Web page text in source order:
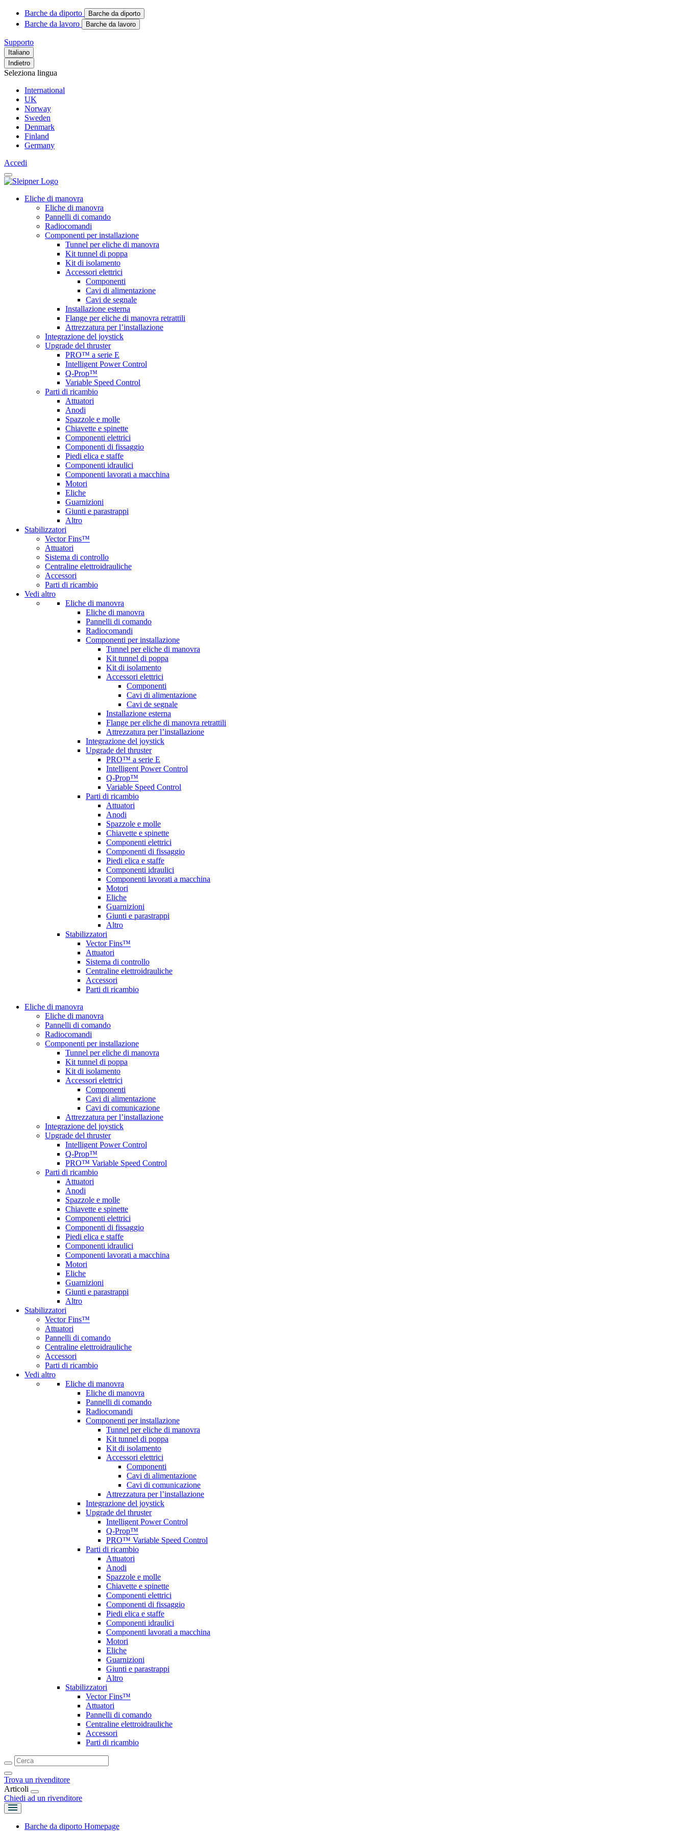
Barche da diporto Barche da diporto
Barche da lavoro Barche da lavoro
Supporto
Italiano
Indietro
Seleziona lingua
International
UK
Norway
Sweden
Denmark
Finland
Germany
Accedi
Eliche di manovra
Eliche di manovra
Pannelli di comando
Radiocomandi
Componenti per installazione
Tunnel per eliche di manovra
Kit tunnel di poppa
Kit di isolamento
Accessori elettrici
Componenti
Cavi di alimentazione
Cavi de segnale
Installazione esterna
Flange per eliche di manovra retrattili
Attrezzatura per l’installazione
Integrazione del joystick
Upgrade del thruster
PRO™ a serie E
Intelligent Power Control
Q-Prop™
Variable Speed Control
Parti di ricambio
Attuatori
Anodi
Spazzole e molle
Chiavette e spinette
Componenti elettrici
Componenti di fissaggio
Piedi elica e staffe
Componenti idraulici
Componenti lavorati a macchina
Motori
Eliche
Guarnizioni
Giunti e parastrappi
Altro
Stabilizzatori
Vector Fins™
Attuatori
Sistema di controllo
Centraline elettroidrauliche
Accessori
Parti di ricambio
Vedi altro
Eliche di manovra
Eliche di manovra
Pannelli di comando
Radiocomandi
Componenti per installazione
Tunnel per eliche di manovra
Kit tunnel di poppa
Kit di isolamento
Accessori elettrici
Componenti
Cavi di alimentazione
Cavi de segnale
Installazione esterna
Flange per eliche di manovra retrattili
Attrezzatura per l’installazione
Integrazione del joystick
Upgrade del thruster
PRO™ a serie E
Intelligent Power Control
Q-Prop™
Variable Speed Control
Parti di ricambio
Attuatori
Anodi
Spazzole e molle
Chiavette e spinette
Componenti elettrici
Componenti di fissaggio
Piedi elica e staffe
Componenti idraulici
Componenti lavorati a macchina
Motori
Eliche
Guarnizioni
Giunti e parastrappi
Altro
Stabilizzatori
Vector Fins™
Attuatori
Sistema di controllo
Centraline elettroidrauliche
Accessori
Parti di ricambio
Eliche di manovra
Eliche di manovra
Pannelli di comando
Radiocomandi
Componenti per installazione
Tunnel per eliche di manovra
Kit tunnel di poppa
Kit di isolamento
Accessori elettrici
Componenti
Cavi di alimentazione
Cavi di comunicazione
Attrezzatura per l’installazione
Integrazione del joystick
Upgrade del thruster
Intelligent Power Control
Q-Prop™
PRO™ Variable Speed Control
Parti di ricambio
Attuatori
Anodi
Spazzole e molle
Chiavette e spinette
Componenti elettrici
Componenti di fissaggio
Piedi elica e staffe
Componenti idraulici
Componenti lavorati a macchina
Motori
Eliche
Guarnizioni
Giunti e parastrappi
Altro
Stabilizzatori
Vector Fins™
Attuatori
Pannelli di comando
Centraline elettroidrauliche
Accessori
Parti di ricambio
Vedi altro
Eliche di manovra
Eliche di manovra
Pannelli di comando
Radiocomandi
Componenti per installazione
Tunnel per eliche di manovra
Kit tunnel di poppa
Kit di isolamento
Accessori elettrici
Componenti
Cavi di alimentazione
Cavi di comunicazione
Attrezzatura per l’installazione
Integrazione del joystick
Upgrade del thruster
Intelligent Power Control
Q-Prop™
PRO™ Variable Speed Control
Parti di ricambio
Attuatori
Anodi
Spazzole e molle
Chiavette e spinette
Componenti elettrici
Componenti di fissaggio
Piedi elica e staffe
Componenti idraulici
Componenti lavorati a macchina
Motori
Eliche
Guarnizioni
Giunti e parastrappi
Altro
Stabilizzatori
Vector Fins™
Attuatori
Pannelli di comando
Centraline elettroidrauliche
Accessori
Parti di ricambio
Trova un rivenditore
Articoli
Chiedi ad un rivenditore
Barche da diporto Homepage